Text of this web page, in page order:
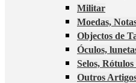
Militar
Moedas,
Objectos de
Óculos,
Selos, Rótulos
Outros